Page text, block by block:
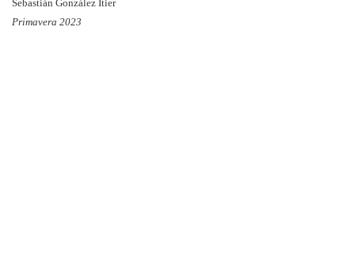
Sebastián González Itier
Primavera 2023